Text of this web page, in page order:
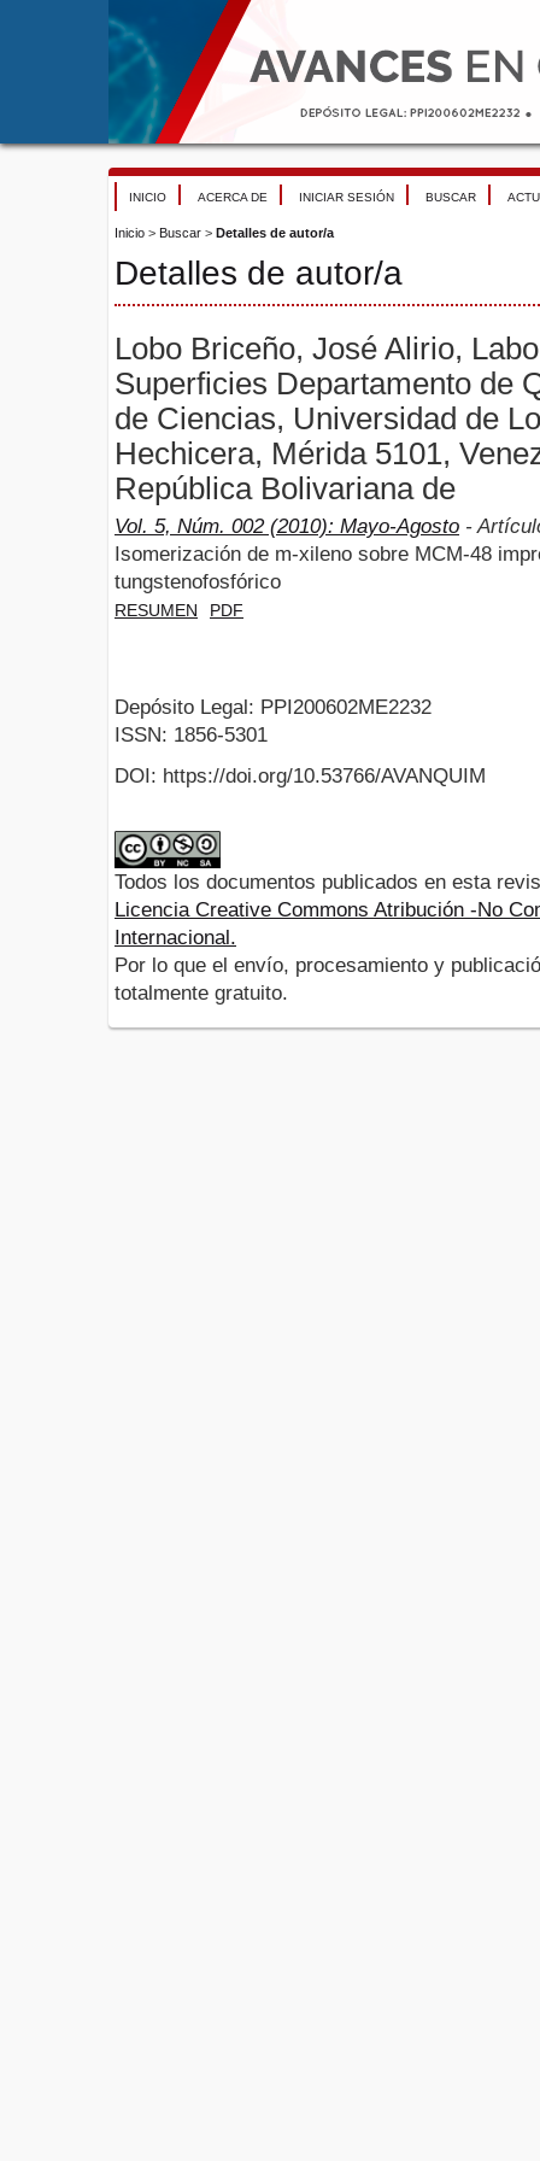
INICIO ACERCA DE INICIAR SESIÓN BUSCAR
Inicio > Buscar > Detalles de autor/a
Detalles de autor/a
Lobo Briceño, José Alirio,
Superficies Departamento de
de Ciencias, Universidad de
Hechicera, Mérida 5101,
República Bolivariana de
Vol. 5, Núm. 002 (2010): Mayo-Agosto -
Isomerización de m-xileno sobre MCM-48
tungstenofosfórico
RESUMEN PDF
Depósito Legal: PPI200602ME2232
ISSN: 1856-5301
DOI: https://doi.org/10.53766/AVANQUIM
Todos los documentos publicados en esta
Licencia Creative Commons Atribución -No
Internacional.
Por lo que el envío, procesamiento y
totalmente gratuito.